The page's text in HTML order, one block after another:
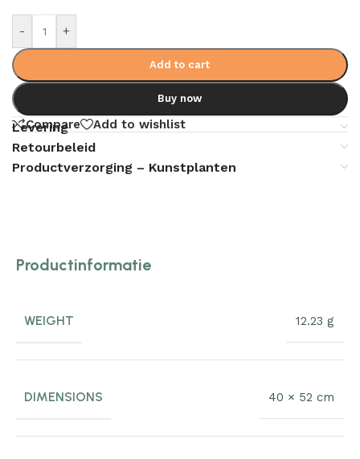
- +
Add to cart
Buy now
Compare Add to wishlist
Levering
Retourbeleid
Productverzorging – Kunstplanten
Productinformatie
WEIGHT 12.23 g
DIMENSIONS 40 × 52 cm